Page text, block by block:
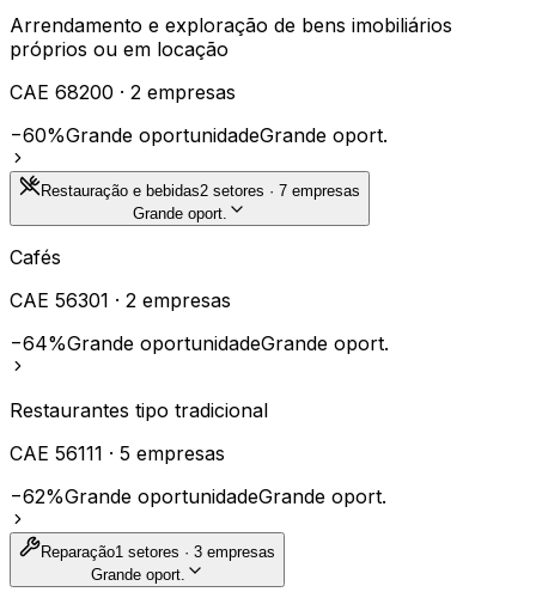
Arrendamento e exploração de bens imobiliários
próprios ou em locação
CAE 68200 · 2 empresas
−60%Grande oportunidadeGrande oport.
Restauração e bebidas2 setores · 7 empresas
Grande oport.
Cafés
CAE 56301 · 2 empresas
−64%Grande oportunidadeGrande oport.
Restaurantes tipo tradicional
CAE 56111 · 5 empresas
−62%Grande oportunidadeGrande oport.
Reparação1 setores · 3 empresas
Grande oport.